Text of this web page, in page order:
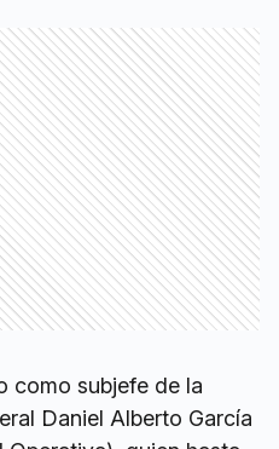
como subjefe de la
Daniel Alberto García